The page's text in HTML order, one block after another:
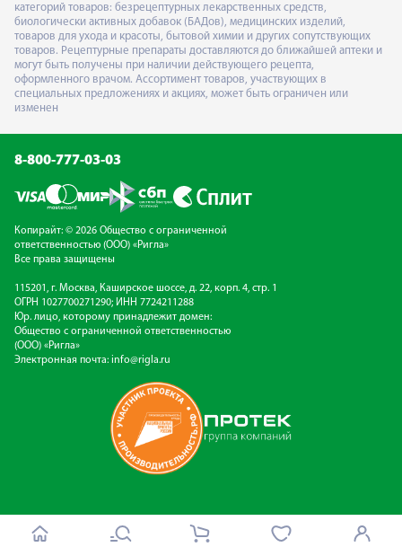
категорий товаров: безрецептурных лекарственных средств,
биологически активных добавок (БАДов), медицинских изделий,
товаров для ухода и красоты, бытовой химии и других сопутствующих
товаров. Рецептурные препараты доставляются до ближайшей аптеки и
могут быть получены при наличии действующего рецепта,
оформленного врачом. Ассортимент товаров, участвующих в
специальных предложениях и акциях, может быть ограничен или
изменен
8-800-777-03-03
Копирайт: © 2026 Общество с ограниченной
ответственностью (ООО) «Ригла»
Все права защищены
115201, г. Москва, Каширское шоссе, д. 22, корп. 4, стр. 1
ОГРН 1027700271290; ИНН 7724211288
Юр. лицо, которому принадлежит домен:
Общество с ограниченной ответственностью
(ООО) «Ригла»
Электронная почта: info@rigla.ru